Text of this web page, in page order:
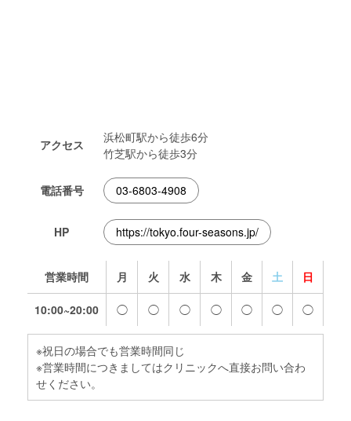
アクセス
浜松町駅から徒歩6分
竹芝駅から徒歩3分
電話番号 03-6803-4908
HP https://tokyo.four-seasons.jp/
営業時間 月 火 水 木 金 土 日
10:00~20:00 ◯ ◯ ◯ ◯ ◯ ◯ ◯
※祝日の場合でも営業時間同じ
※営業時間につきましてはクリニックへ直接お問い合わ
せください。